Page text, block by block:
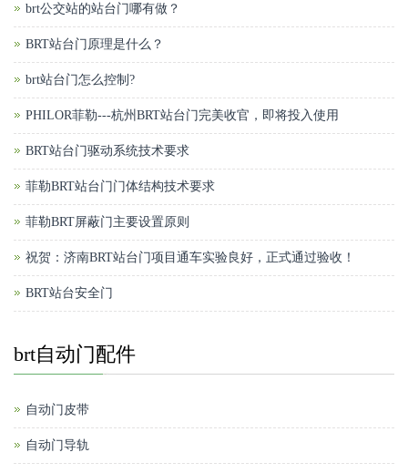
brt公交站的站台门哪有做？
BRT站台门原理是什么？
brt站台门怎么控制?
PHILOR菲勒---杭州BRT站台门完美收官，即将投入使用
BRT站台门驱动系统技术要求
菲勒BRT站台门门体结构技术要求
菲勒BRT屏蔽门主要设置原则
祝贺：济南BRT站台门项目通车实验良好，正式通过验收！
BRT站台安全门
brt自动门配件
自动门皮带
自动门导轨